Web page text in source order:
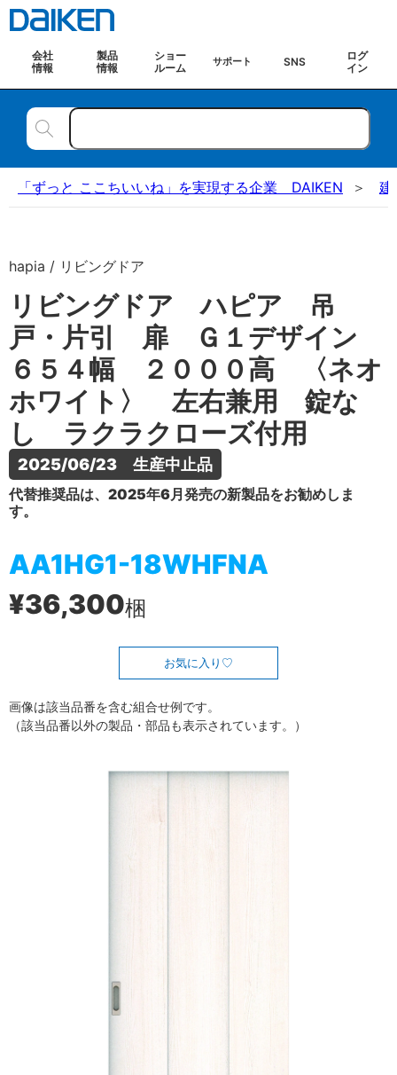
会社
情報
製品
情報
ショー
ルーム
サポート SNS
ログ
イン
「ずっと ここちいいね」を実現する企業 DAIKEN 建
hapia / リビングドア
リビングドア ハピア 吊
戸・片引 扉 Ｇ１デザイン
６５４幅 ２０００高 〈ネオ
ホワイト〉 左右兼用 錠な
し ラクラクローズ付用
2025/06/23　生産中止品
代替推奨品は、2025年6月発売の新製品をお勧めしま
す。
AA1HG1-18WHFNA
¥36,300梱
お気に入り
画像は該当品番を含む組合せ例です。
（該当品番以外の製品・部品も表示されています。）